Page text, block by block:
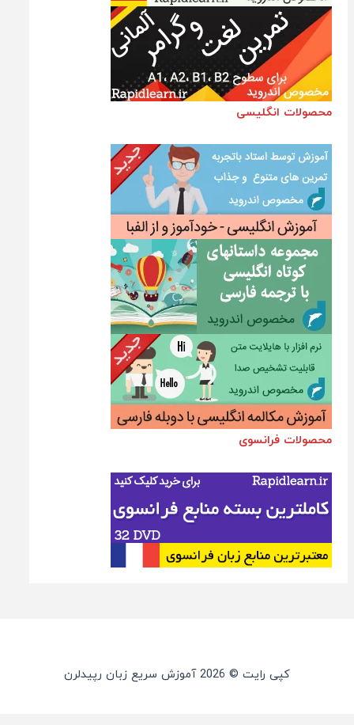
محصولات انگلیسی
محصولات فرانسوی
کپی رایت © 2026 آموزش سریع زبان رپیدلرن